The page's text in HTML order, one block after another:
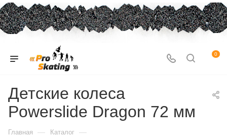
0
Детские колеса
Powerslide Dragon 72 мм
Главная — Каталог —